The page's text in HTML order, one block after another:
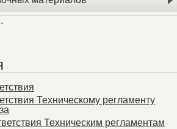
Техническому регламенту
Техническим регламентам